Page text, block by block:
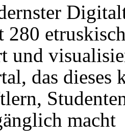
280
und
das dieses
macht